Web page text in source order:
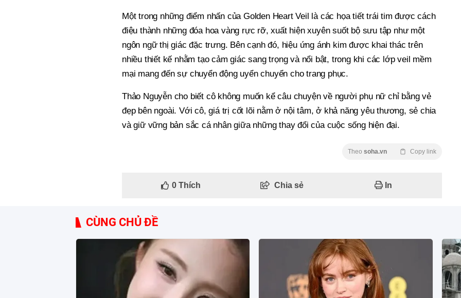
Một trong những điểm nhấn của Golden Heart Veil là các họa tiết trái tim được cách
điệu thành những đóa hoa vàng rực rỡ, xuất hiện xuyên suốt bộ sưu tập như một
ngôn ngữ thị giác đặc trưng. Bên cạnh đó, hiệu ứng ánh kim được khai thác trên
nhiều thiết kế nhằm tạo cảm giác sang trọng và nổi bật, trong khi các lớp veil mềm
mại mang đến sự chuyển động uyển chuyển cho trang phục.
Thảo Nguyễn cho biết cô không muốn kể câu chuyện về người phụ nữ chỉ bằng vẻ
đẹp bên ngoài. Với cô, giá trị cốt lõi nằm ở nội tâm, ở khả năng yêu thương, sẻ chia
và giữ vững bản sắc cá nhân giữa những thay đổi của cuộc sống hiện đại.
Theo soha.vn Copy link
0Thích Chia sẻ In
CÙNG CHỦ ĐỀ